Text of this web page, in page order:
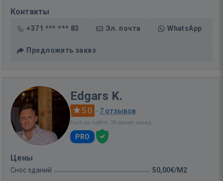
Контакты
+371 *** *** 83 Эл. почта WhatsApp
Предложить заказ
Edgars K.
5.0 · 7 отзывов
Был на сайте: 35 минут назад
PRO
Цены
Снос зданий 50,00€/M2